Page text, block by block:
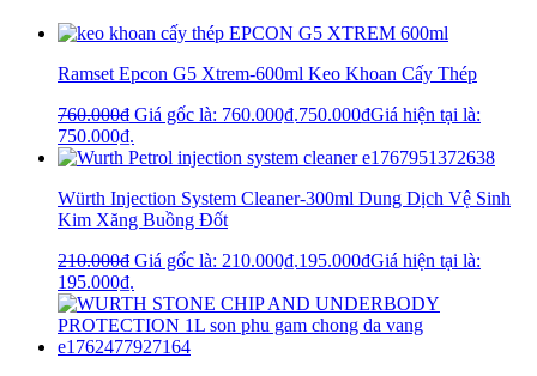
Ramset Epcon G5 Xtrem-600ml Keo Khoan Cấy Thép
760.000₫ Giá gốc là: 760.000₫.750.000₫Giá hiện tại là:
750.000₫.
Würth Injection System Cleaner-300ml Dung Dịch Vệ Sinh
Kim Xăng Buồng Đốt
210.000₫ Giá gốc là: 210.000₫.195.000₫Giá hiện tại là:
195.000₫.